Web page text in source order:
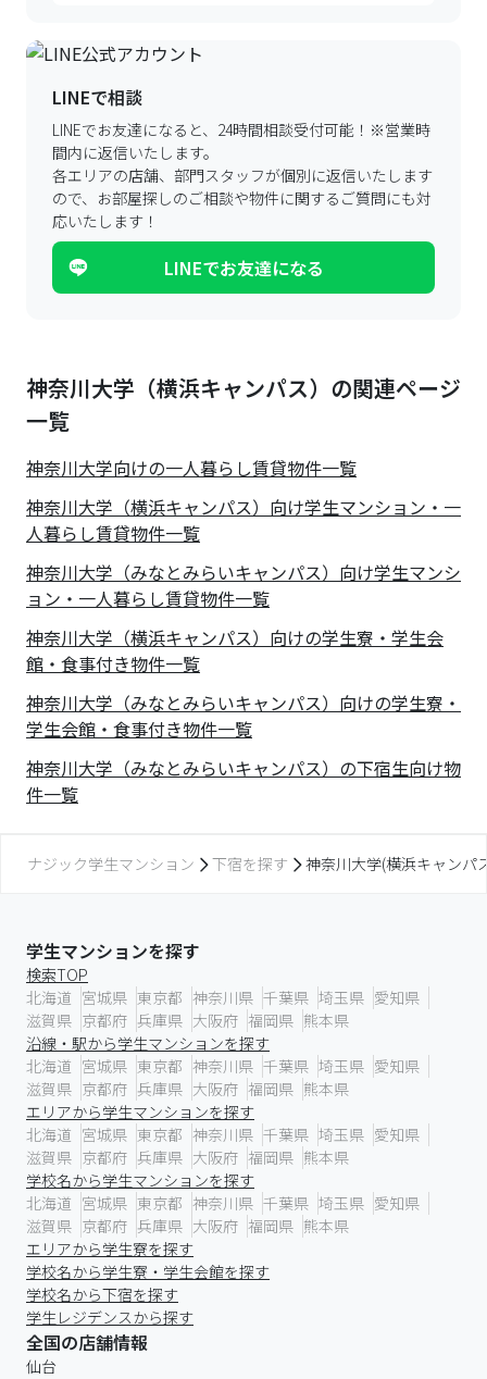
LINEで相談
LINEでお友達になると、24時間相談受付可能！ ※営業時
間内に返信いたします。
各エリアの店舗、部門スタッフが個別に返信いたします
ので、 お部屋探しのご相談や物件に関するご質問にも対
応いたします！
LINEでお友達になる
神奈川大学（横浜キャンパス）の関連ページ
一覧
神奈川大学向けの一人暮らし賃貸物件一覧
神奈川大学（横浜キャンパス）向け学生マンション・一
人暮らし賃貸物件一覧
神奈川大学（みなとみらいキャンパス）向け学生マンシ
ョン・一人暮らし賃貸物件一覧
神奈川大学（横浜キャンパス）向けの学生寮・学生会
館・食事付き物件一覧
神奈川大学（みなとみらいキャンパス）向けの学生寮・
学生会館・食事付き物件一覧
神奈川大学（みなとみらいキャンパス）の下宿生向け物
件一覧
ナジック学生マンション 下宿を探す 神奈川大学(横浜キャンパ
学生マンションを探す
検索TOP
北海道 宮城県 東京都 神奈川県 千葉県 埼玉県 愛知県
滋賀県 京都府 兵庫県 大阪府 福岡県 熊本県
沿線・駅から学生マンションを探す
北海道 宮城県 東京都 神奈川県 千葉県 埼玉県 愛知県
滋賀県 京都府 兵庫県 大阪府 福岡県 熊本県
エリアから学生マンションを探す
北海道 宮城県 東京都 神奈川県 千葉県 埼玉県 愛知県
滋賀県 京都府 兵庫県 大阪府 福岡県 熊本県
学校名から学生マンションを探す
北海道 宮城県 東京都 神奈川県 千葉県 埼玉県 愛知県
滋賀県 京都府 兵庫県 大阪府 福岡県 熊本県
エリアから学生寮を探す
学校名から学生寮・学生会館を探す
学校名から下宿を探す
学生レジデンスから探す
全国の店舗情報
仙台